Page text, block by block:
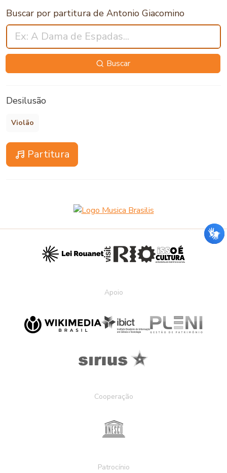
Buscar por partitura de Antonio Giacomino
Buscar
Desilusão
Violão
Partitura
Apoio
Cooperação
Patrocínio